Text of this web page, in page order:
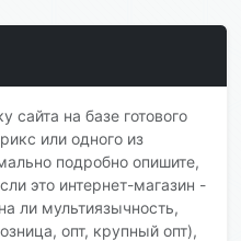
сайта на базе готового
или одного из
подробно опишите,
это интернет-магазин -
ли мультиязычность,
опт, крупный опт),